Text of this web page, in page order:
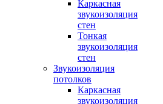
Каркасная
звукоизоляция
стен
Тонкая
звукоизоляция
стен
Звукоизоляция
потолков
Каркасная
звукоизоляция